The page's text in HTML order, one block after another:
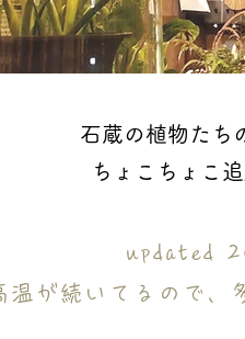
石蔵の植物たち
ちょこちょこ
updated
温が続いてるので